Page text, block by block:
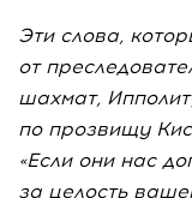
Эти слова,
от
шахмат,
по прозвищу
«Если они нас
за целость